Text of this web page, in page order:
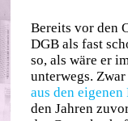
Bereits vor den
DGB als fast
so, als wäre er
unterwegs.
aus den eigenen
den Jahren